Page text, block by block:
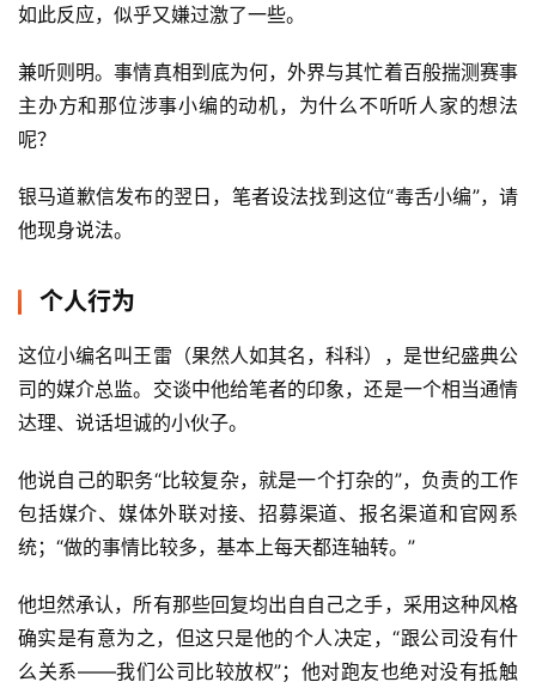
如此反应，似乎又嫌过激了一些。
兼听则明。事情真相到底为何，外界与其忙着百般揣测赛事
主办方和那位涉事小编的动机，为什么不听听人家的想法
呢？
银马道歉信发布的翌日，笔者设法找到这位“毒舌小编”，请
他现身说法。
个人行为
这位小编名叫王雷（果然人如其名，科科），是世纪盛典公
司的媒介总监。交谈中他给笔者的印象，还是一个相当通情
达理、说话坦诚的小伙子。
他说自己的职务“比较复杂，就是一个打杂的”，负责的工作
包括媒介、媒体外联对接、招募渠道、报名渠道和官网系
统；“做的事情比较多，基本上每天都连轴转。”
他坦然承认，所有那些回复均出自自己之手，采用这种风格
确实是有意为之，但这只是他的个人决定，“跟公司没有什
么关系——我们公司比较放权”；他对跑友也绝对没有抵触